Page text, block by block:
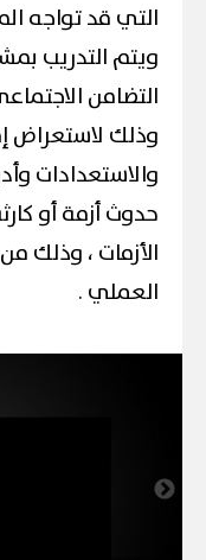
التي قد تواجه
ويتم التدريب
التضامن
وذلك لاستعراض
والاستعدادات
حدوث أزمة أو
الأزمات ، وذلك
العملي .